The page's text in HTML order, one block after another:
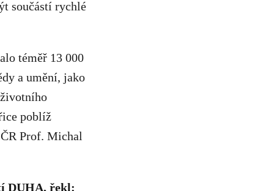
součástí rychlé
téměř 13 000
a umění, jako
poblíž
Prof. Michal
DUHA, řekl: